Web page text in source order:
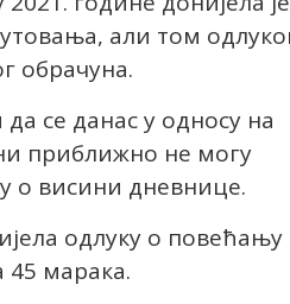
али том
обрачуна.
се данас у односу на
приближно не могу
о висини дневнице.
одлуку о повећању
45 марака.